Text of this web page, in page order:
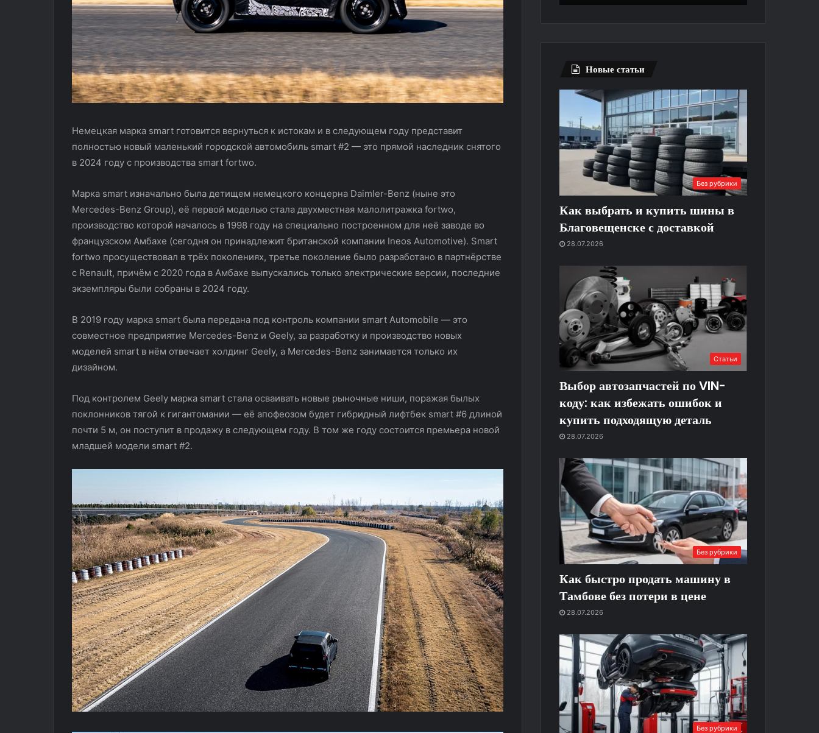
Немецкая марка smart готовится вернуться к истокам и в следующем году представит
полностью новый маленький городской автомобиль smart #2 — это прямой наследник снятого
в 2024 году с производства smart fortwo.
Марка smart изначально была детищем немецкого концерна Daimler-Benz (ныне это
Mercedes-Benz Group), её первой моделью стала двухместная малолитражка fortwo,
производство которой началось в 1998 году на специально построенном для неё заводе во
французском Амбахе (сегодня он принадлежит британской компании Ineos Automotive). Smart
fortwo просуществовал в трёх поколениях, третье поколение было разработано в партнёрстве
с Renault, причём с 2020 года в Амбахе выпускались только электрические версии, последние
экземпляры были собраны в 2024 году.
В 2019 году марка smart была передана под контроль компании smart Automobile — это
совместное предприятие Mercedes-Benz и Geely, за разработку и производство новых
моделей smart в нём отвечает холдинг Geely, а Mercedes-Benz занимается только их
дизайном.
Под контролем Geely марка smart стала осваивать новые рыночные ниши, поражая былых
поклонников тягой к гигантомании — её апофеозом будет гибридный лифтбек smart #6 длиной
почти 5 м, он поступит в продажу в следующем году. В том же году состоится премьера новой
младшей модели smart #2.
выполняют
без
Новые статьи
Без рубрики
Как выбрать и купить шины в
Благовещенске с доставкой
28.07.2026
Статьи
Выбор автозапчастей по VIN-
коду: как избежать ошибок и
купить подходящую деталь
28.07.2026
Без рубрики
Как быстро продать машину в
Тамбове без потери в цене
28.07.2026
Без рубрики